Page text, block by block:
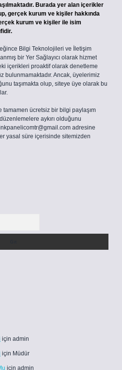
Burada yer alan içerikler
gerçek kurum ve kişiler hakkında
kurum ve kişiler ile isim
Bilgi Teknolojileri ve İletişim
bir Yer Sağlayıcı olarak hizmet
içerikleri proaktif olarak denetleme
bulunmamaktadır. Ancak, üyelerimiz
taşımakta olup, siteye üye olarak bu
tamamen ücretsiz bir bilgi paylaşım
aykırı olduğunu
adresine
yasal süre içerisinde sitemizden
için admin
için Müdür
için admin